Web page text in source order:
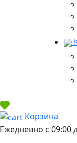
Корзина
Ежедневно с 09:00